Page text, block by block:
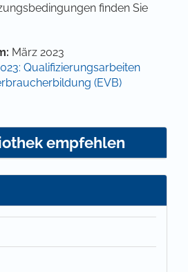
finden Sie
März 2023
Qualifizierungsarbeiten
(EVB)
empfehlen